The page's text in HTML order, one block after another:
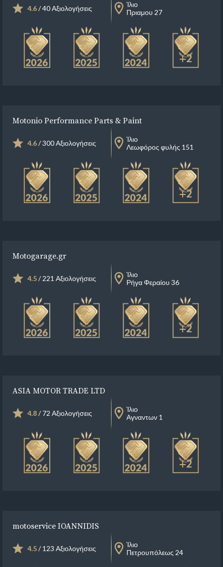
4.6/ 40 Αξιολογήσεις
Ίλιο
Πριαμου 27
+2
Motonio Performance Parts & Paint
4.6/ 300 Αξιολογήσεις
Ίλιο
Λεωφόρος φυλής 151
+2
Motogarage.gr
4.5/ 221 Αξιολογήσεις
Ίλιο
Ρήγα Φεραίου 36
+2
ASIA MOTOR TRADE LTD
4.8/ 72 Αξιολογήσεις
Ίλιο
Αγναντων 1
+2
motoservice IOANNIDIS
4.5/ 123 Αξιολογήσεις
Ίλιο
Πετρουπόλεως 24